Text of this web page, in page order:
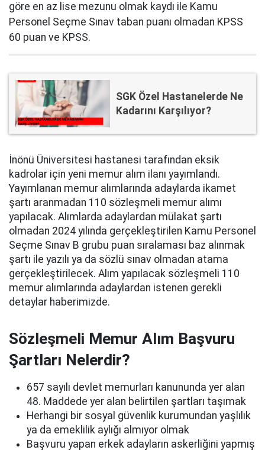
göre en az lise mezunu olmak kaydı ile Kamu
Personel Seçme Sınav taban puanı olmadan KPSS
60 puan ve KPSS.
SGK Özel Hastanelerde Ne
Kadarını Karşılıyor?
İnönü Üniversitesi hastanesi tarafından eksik
kadrolar için yeni memur alım ilanı yayımlandı.
Yayımlanan memur alımlarında adaylarda ikamet
şartı aranmadan 110 sözleşmeli memur alımı
yapılacak. Alımlarda adaylardan mülakat şartı
olmadan 2024 yılında gerçekleştirilen Kamu Personel
Seçme Sınav B grubu puan sıralaması baz alınmak
şartı ile yazılı ya da sözlü sınav olmadan atama
gerçekleştirilecek. Alım yapılacak sözleşmeli 110
memur alımlarında adaylardan istenen gerekli
detaylar haberimizde.
Sözleşmeli Memur Alım Başvuru
Şartları Nelerdir?
657 sayılı devlet memurları kanununda yer alan
48. Maddede yer alan belirtilen şartları taşımak
Herhangi bir sosyal güvenlik kurumundan yaşlılık
ya da emeklilik aylığı almıyor olmak
Başvuru yapan erkek adayların askerliğini yapmış